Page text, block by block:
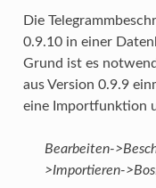
Die
0.9.10 in einer
Grund ist es
aus Version 0.9.9
eine Importfunktion
Bearbeiten-
>Importieren-